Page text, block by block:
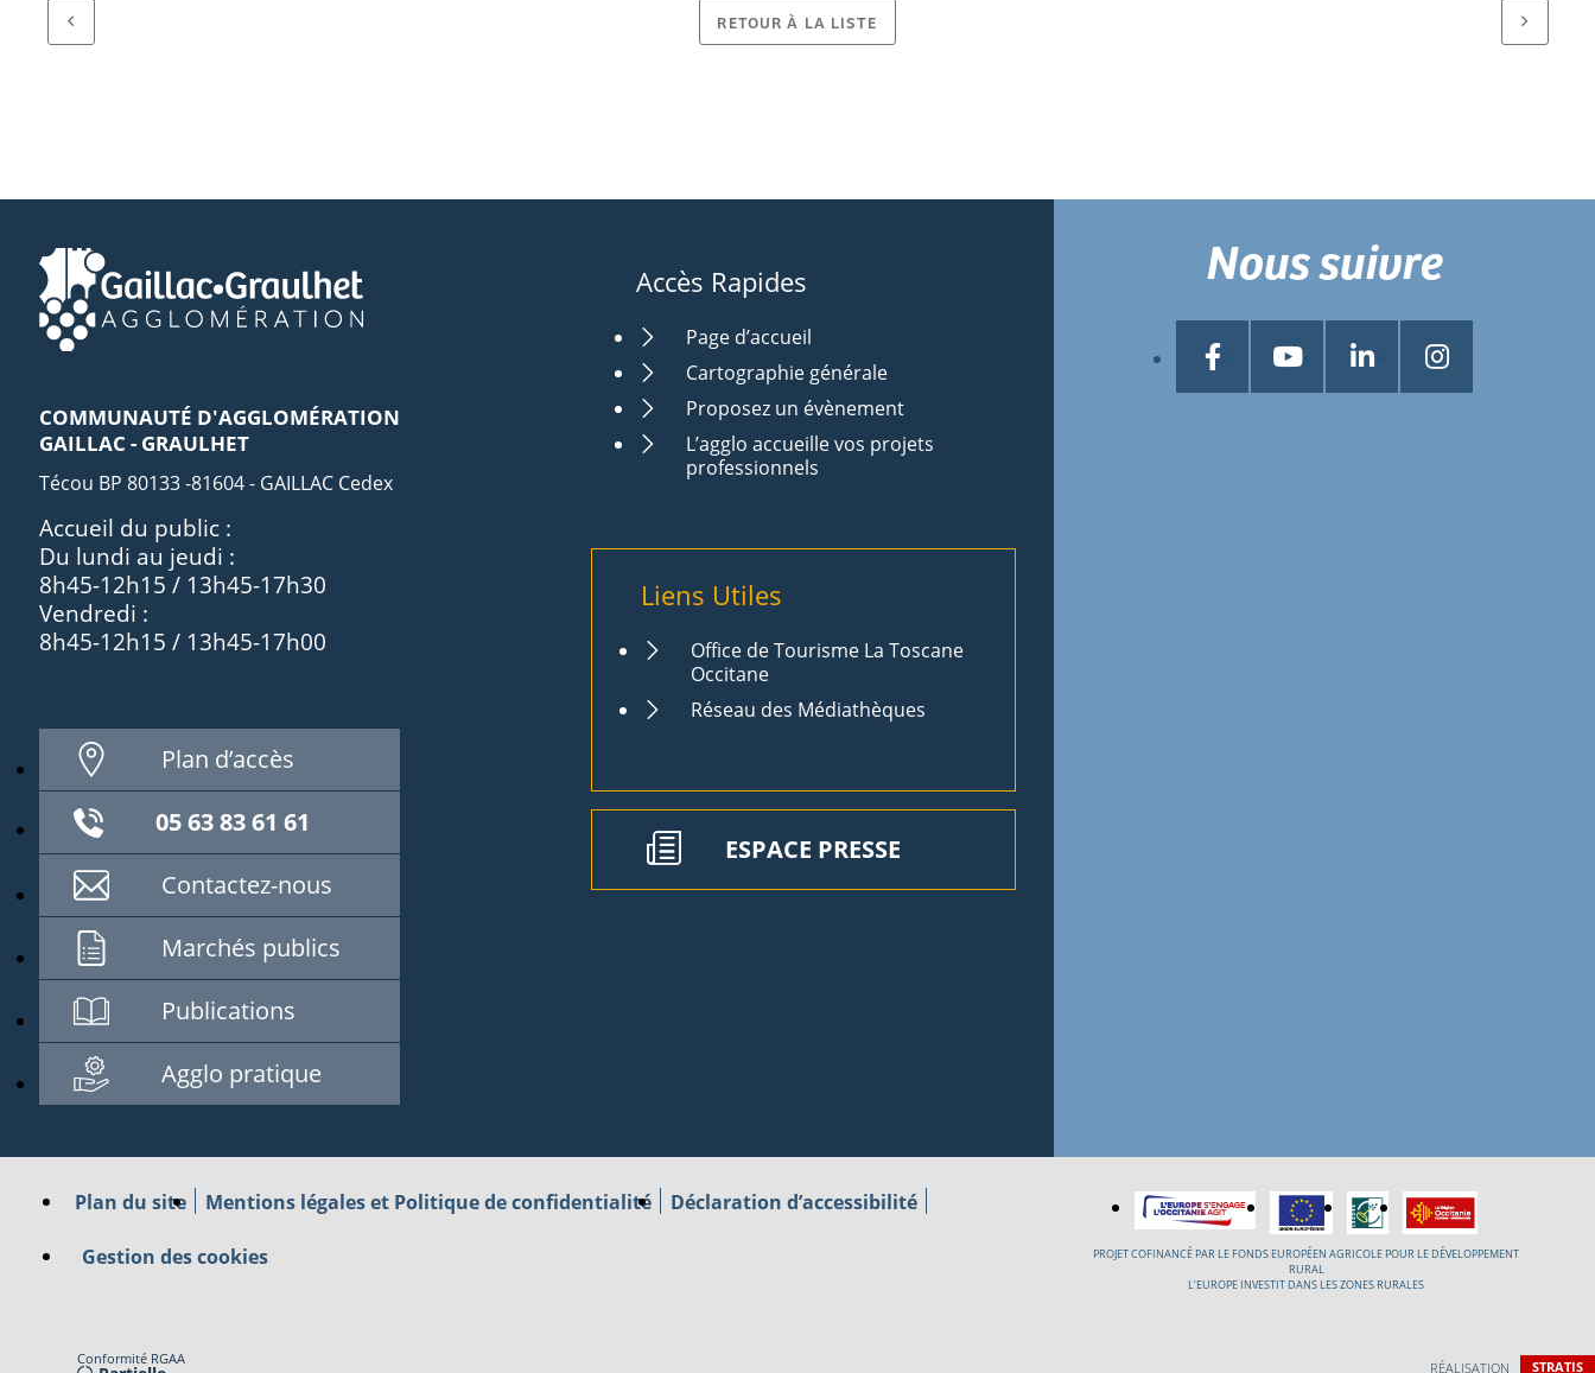
RETOUR À LA LISTE
COMMUNAUTÉ D'AGGLOMÉRATION
GAILLAC - GRAULHET
Técou BP 80133 -81604 - GAILLAC Cedex
Accueil du public :
Du lundi au jeudi :
8h45-12h15 / 13h45-17h30
Vendredi :
8h45-12h15 / 13h45-17h00
Plan d’accès
05 63 83 61 61
Contactez-nous
Marchés publics
Publications
Agglo pratique
Accès Rapides
Page d’accueil
Cartographie générale
Proposez un évènement
L’agglo accueille vos projets
professionnels
Liens Utiles
Office de Tourisme La Toscane
Occitane
Réseau des Médiathèques
ESPACE PRESSE
Nous suivre
Plan du site Mentions légales et Politique de confidentialité Déclaration d’accessibilité
Gestion des cookies
PROJET COFINANCÉ PAR LE FONDS EUROPÉEN AGRICOLE POUR LE DÉVELOPPEMENT
RURAL
L’EUROPE INVESTIT DANS LES ZONES RURALES
Conformité RGAA RÉALISATION STRATIS